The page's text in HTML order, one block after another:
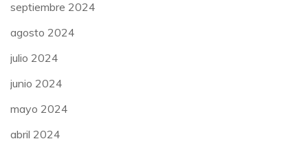
septiembre 2024
agosto 2024
julio 2024
junio 2024
mayo 2024
abril 2024